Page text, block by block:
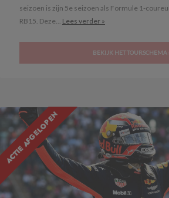
seizoen is zijn 5e seizoen als Formule 1-
RB15. Deze... Lees verder »
BEKIJK HET TOURSCHEMA
ACTIE AFGELOPEN